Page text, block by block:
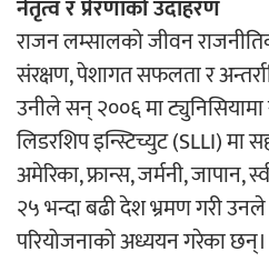
नेतृत्व र प्रेरणाको उदाहरण
राजन लम्सालको जीवन
संरक्षण, पेशागत सफलता र
उनीले सन् २००६ मा ट्युनिसियामा
लिडरशिप इन्स्टिच्युट (SLLI)
अमेरिका, फ्रान्स, जर्मनी, जापान,
२५ भन्दा बढी देश भ्रमण गरी
परियोजनाको अध्ययन गरेका छन्।